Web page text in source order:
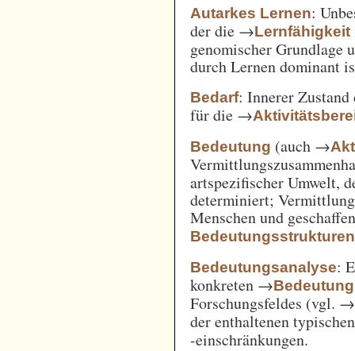
Autarkes Lernen:
der die →Lernfähigkeit
genomischer Grundlage
durch Lernen dominant
Bedarf: Innerer
für die →
Bedeutung (auch →
artspezifischer Umwelt,
determiniert;
Menschen und
Bedeutungsstrukturen
Bedeutungsanalyse:
konkreten →
Forschungsfeldes (vgl. →
der enthaltenen
-einschränkungen.